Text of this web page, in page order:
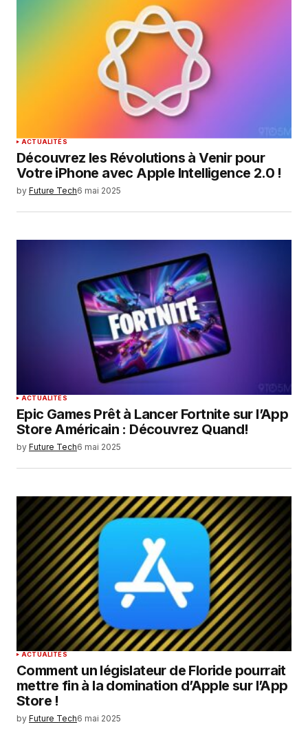
ACTUALITÉS
Découvrez les Révolutions à Venir pour
Votre iPhone avec Apple Intelligence 2.0 !
by Future Tech6 mai 2025
ACTUALITÉS
Epic Games Prêt à Lancer Fortnite sur l’App
Store Américain : Découvrez Quand!
by Future Tech6 mai 2025
ACTUALITÉS
Comment un législateur de Floride pourrait
mettre fin à la domination d’Apple sur l’App
Store !
by Future Tech6 mai 2025